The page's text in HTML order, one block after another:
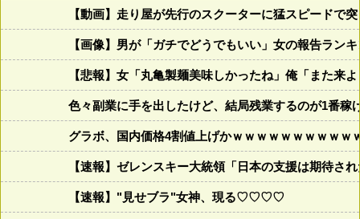
【動画】走り屋が先行のスクーターに猛スピードで
【画像】男が「ガチでどうでもいい」女の報告ラ
【悲報】女「丸亀製麺美味しかったね」俺「また
色々副業に手を出したけど、結局残業するのが1番稼
グラボ、国内価格4割値上げかｗｗｗｗｗｗｗｗｗｗ
【速報】ゼレンスキー大統領「日本の支援は期待さ
【速報】"見せブラ"女神、現る♡♡♡♡